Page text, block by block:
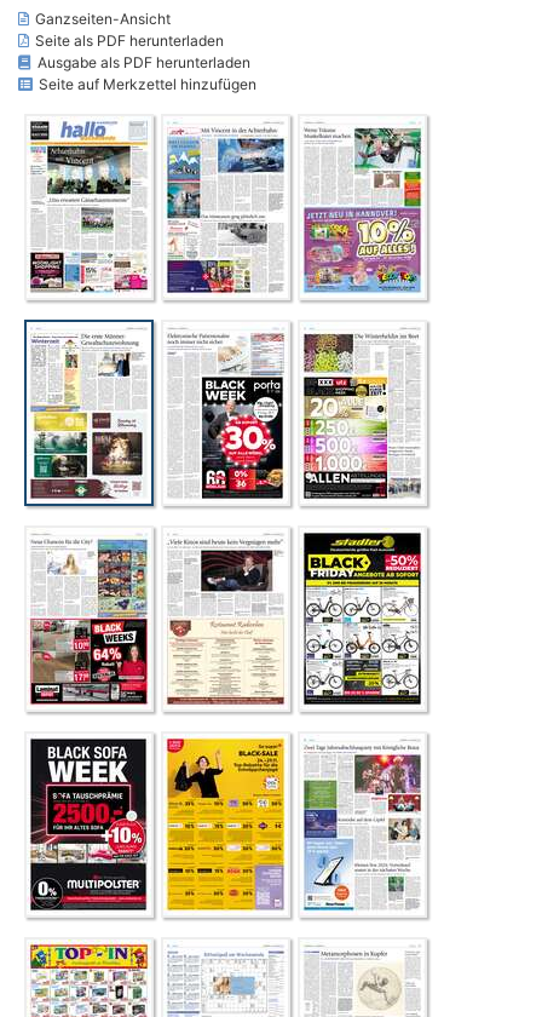
Ganzseiten-Ansicht
Seite als PDF herunterladen
Ausgabe als PDF herunterladen
Seite auf Merkzettel hinzufügen